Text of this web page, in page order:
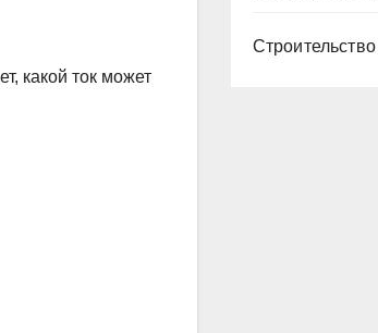
какой ток может
Строительство